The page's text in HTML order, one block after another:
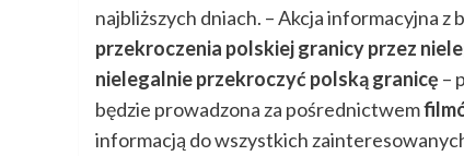
najbliższych dniach. – Akcja informacyjna z
przekroczenia polskiej granicy przez
nielegalnie przekroczyć polską granicę –
będzie prowadzona za pośrednictwem
informacją do wszystkich